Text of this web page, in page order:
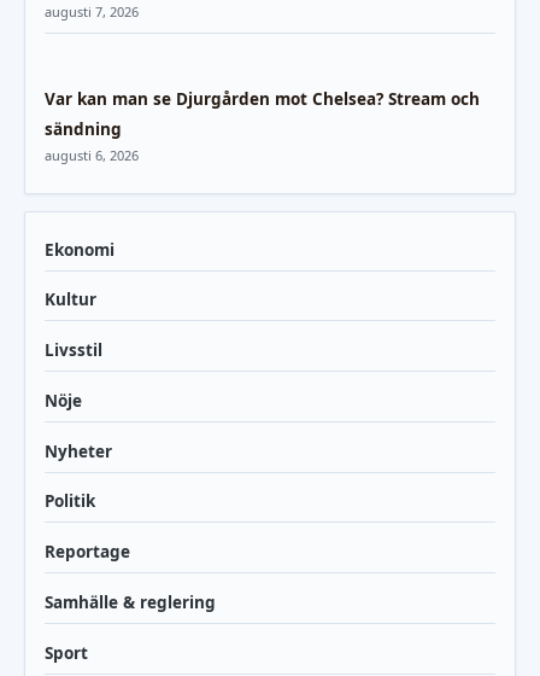
augusti 7, 2026
Var kan man se Djurgården mot Chelsea? Stream och
sändning
augusti 6, 2026
Ekonomi
Kultur
Livsstil
Nöje
Nyheter
Politik
Reportage
Samhälle & reglering
Sport